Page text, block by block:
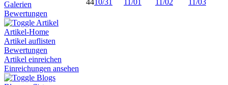
Galerien
Bewertungen
Artikel
Artikel-Home
Artikel auflisten
Bewertungen
Artikel einreichen
Einreichungen ansehen
Blogs